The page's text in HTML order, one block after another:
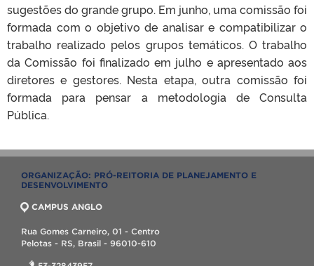
sugestões do grande grupo. Em junho, uma comissão foi
formada com o objetivo de analisar e compatibilizar o
trabalho realizado pelos grupos temáticos. O trabalho
da Comissão foi finalizado em julho e apresentado aos
diretores e gestores. Nesta etapa, outra comissão foi
formada para pensar a metodologia de Consulta
Pública.
ORGANIZAÇÃO: PRÓ-REITORIA DE PLANEJAMENTO E
DESENVOLVIMENTO
CAMPUS ANGLO
Rua Gomes Carneiro, 01 - Centro
Pelotas - RS, Brasil - 96010-610